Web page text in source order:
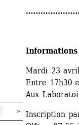
Mardi 23
Entre 17h30
Aux
Inscription